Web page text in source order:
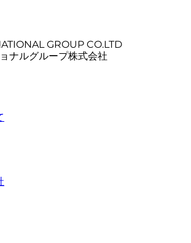
GROUP CO.LTD
ナルグループ株式会社